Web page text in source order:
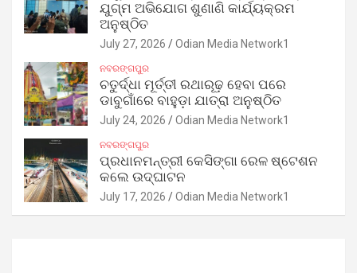
ଯୁଗ୍ମ ଅଭିଯୋଗ ଶୁଣାଣି କାର୍ଯ୍ୟକ୍ରମ
ଅନୁଷ୍ଠିତ
July 27, 2026 Odian Media Network1
ନବରଙ୍ଗପୁର
ଚତୁର୍ଦ୍ଧା ମୂର୍ତ୍ତୀ ରଥାରୂଢ଼ ହେବା ପରେ
ଡାବୁଗାଁରେ ବାହୁଡ଼ା ଯାତ୍ରା ଅନୁଷ୍ଠିତ
July 24, 2026 Odian Media Network1
ନବରଙ୍ଗପୁର
ପ୍ରଧାନମନ୍ତ୍ରୀ କେସିଙ୍ଗା ରେଳ ଷ୍ଟେଶନ
କଲେ ଉଦ୍‌ଘାଟନ
July 17, 2026 Odian Media Network1